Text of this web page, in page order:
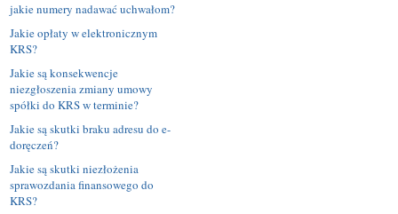
jakie numery nadawać uchwałom?
Jakie opłaty w elektronicznym
KRS?
Jakie są konsekwencje
niezgłoszenia zmiany umowy
spółki do KRS w terminie?
Jakie są skutki braku adresu do e-
doręczeń?
Jakie są skutki niezłożenia
sprawozdania finansowego do
KRS?